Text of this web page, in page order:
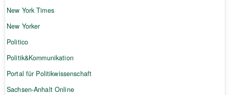
New York Times
New Yorker
Politico
Politik&Kommunikation
Portal für Politikwissenschaft
Sachsen-Anhalt Online